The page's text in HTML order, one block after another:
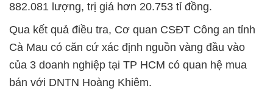
882.081 lượng, trị giá hơn 20.753 tỉ đồng.
Qua kết quả điều tra, Cơ quan CSĐT Công an tỉnh
Cà Mau có căn cứ xác định nguồn vàng đầu vào
của 3 doanh nghiệp tại TP HCM có quan hệ mua
bán với DNTN Hoàng Khiêm.